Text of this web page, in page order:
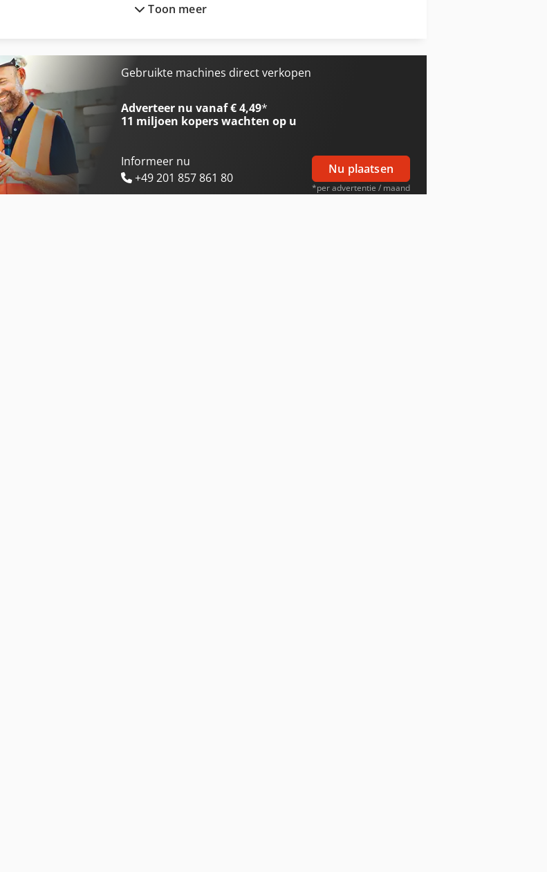
Schaffer 9630 T
Tabe Agb-12
Toon meer
Gebruikte machines direct verkopen
Adverteer nu vanaf € 4,49*
11 miljoen koperswachten op u
Informeer nu
+49 201 857 861 80
Nu plaatsen
*per advertentie / maand